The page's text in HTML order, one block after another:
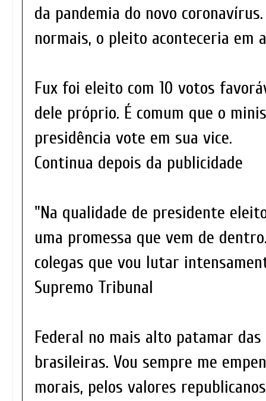
da pandemia do novo
normais, o pleito aconteceria em
Fux foi eleito com 10 votos
dele próprio. É comum que o
presidência vote em sua vice.
Continua depois da publicidade
"Na qualidade de presidente
uma promessa que vem de
colegas que vou lutar
Supremo Tribunal
Federal no mais alto patamar
brasileiras. Vou sempre me
morais, pelos valores